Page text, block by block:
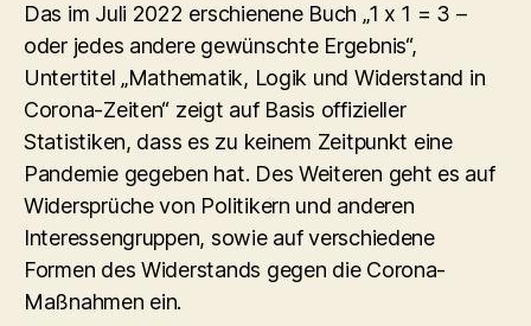
Das im Juli 2022 erschienene Buch „1 x 1 = 3 –
oder jedes andere gewünschte Ergebnis“,
Untertitel „Mathematik, Logik und Widerstand in
Corona-Zeiten“ zeigt auf Basis offizieller
Statistiken, dass es zu keinem Zeitpunkt eine
Pandemie gegeben hat. Des Weiteren geht es auf
Widersprüche von Politikern und anderen
Interessengruppen, sowie auf verschiedene
Formen des Widerstands gegen die Corona-
Maßnahmen ein.